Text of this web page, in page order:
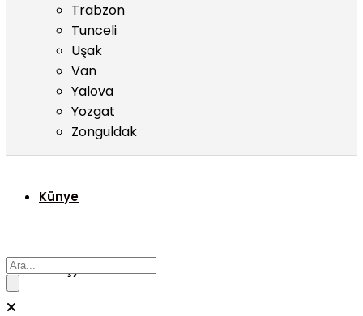
Trabzon
Tunceli
Uşak
Van
Yalova
Yozgat
Zonguldak
Künye
Başyazı